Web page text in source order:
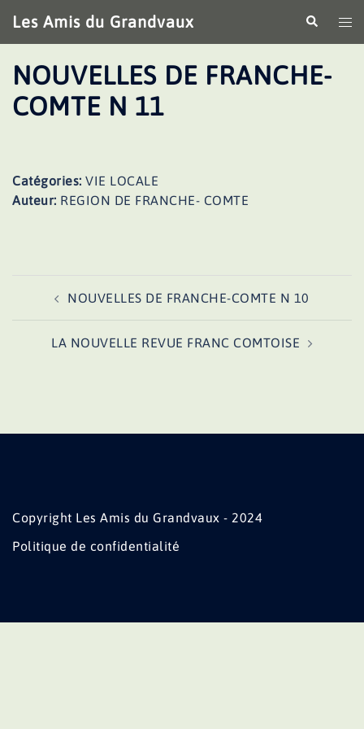
au
contenu
Les Amis du Grandvaux
le
NOUVELLES DE FRANCHE-
COMTE N 11
Catégories: VIE LOCALE
Auteur: REGION DE FRANCHE- COMTE
d’articleNOUVELLES DE FRANCHE-COMTE N 10
LA NOUVELLE REVUE FRANC COMTOISE
Copyright Les Amis du Grandvaux - 2024
Politique de confidentialité